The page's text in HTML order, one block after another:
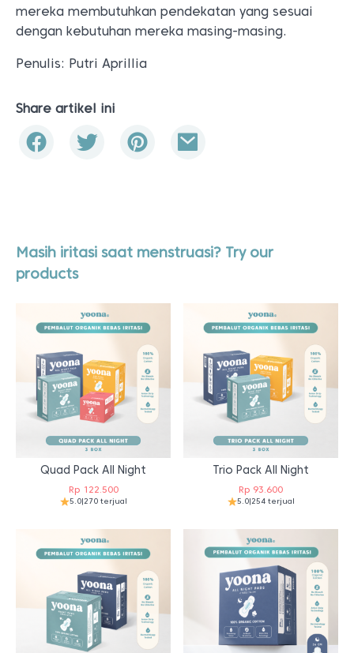
mereka membutuhkan pendekatan yang sesuai
dengan kebutuhan mereka masing-masing.
Penulis: Putri Aprillia
Share artikel ini
Masih iritasi saat menstruasi? Try our
products
Quad Pack All Night
Rp122.500
5.0|270 terjual
Trio Pack All Night
Rp 93.600
5.0|254 terjual